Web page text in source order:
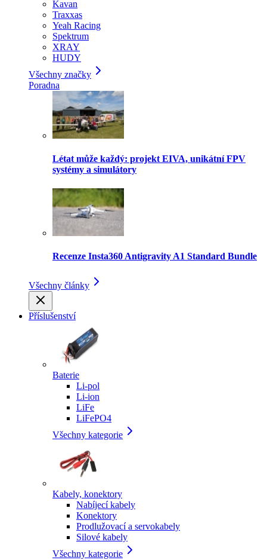
Kavan
Traxxas
Yeah Racing
Spektrum
XRAY
HUDY
Všechny značky
Poradna
Létat může každý: projekt EIVA, unikátní FPV
systémy a simulátory
Recenze Insta360 Antigravity A1 Standard Bundle
Všechny články
Příslušenství
Baterie
Li-pol
Li-ion
LiFe
LiFePO4
Všechny kategorie
Kabely, konektory
Nabíjecí kabely
Konektory
Prodlužovací a servokabely
Silové kabely
Všechny kategorie